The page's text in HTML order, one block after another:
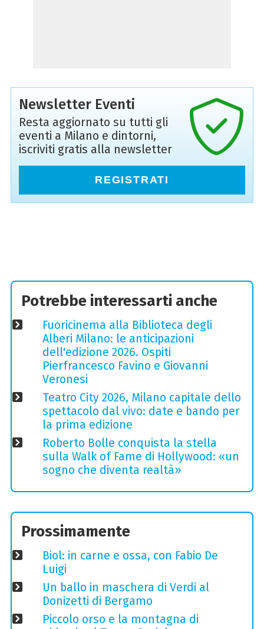
Newsletter Eventi
Resta aggiornato su tutti gli
eventi a Milano e dintorni,
iscriviti gratis alla newsletter
REGISTRATI
Potrebbe interessarti anche
Fuoricinema alla Biblioteca degli
Alberi Milano: le anticipazioni
dell'edizione 2026. Ospiti
Pierfrancesco Favino e Giovanni
Veronesi
Teatro City 2026, Milano capitale dello
spettacolo dal vivo: date e bando per
la prima edizione
Roberto Bolle conquista la stella
sulla Walk of Fame di Hollywood: «un
sogno che diventa realtà»
Prossimamente
Biol: in carne e ossa, con Fabio De
Luigi
Un ballo in maschera di Verdi al
Donizetti di Bergamo
Piccolo orso e la montagna di